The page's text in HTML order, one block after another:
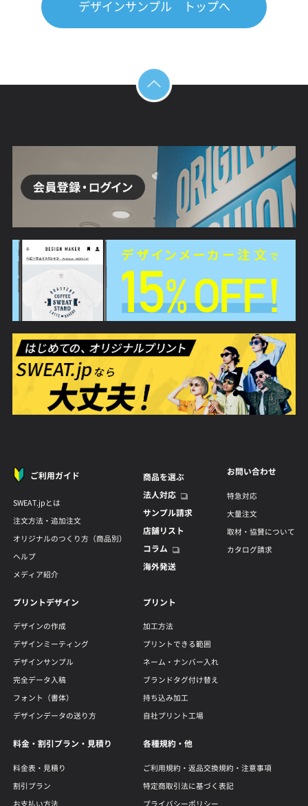
デザインサンプル トップへ
ご利用ガイド
SWEAT.jpとは
注文方法・追加注文
オリジナルのつくり方（商品別）
ヘルプ
メディア紹介
商品を選ぶ
法人対応
サンプル請求
店舗リスト
コラム
海外発送
お問い合わせ
特急対応
大量注文
取材・協賛について
カタログ請求
プリントデザイン
デザインの作成
デザインミーティング
デザインサンプル
完全データ入稿
フォント（書体）
デザインデータの送り方
プリント
加工方法
プリントできる範囲
ネーム・ナンバー入れ
ブランドタグ付け替え
持ち込み加工
自社プリント工場
料金・割引プラン・見積り
料金表・見積り
割引プラン
お支払い方法
各種規約・他
ご利用規約・返品交換規約・注意事項
特定商取引法に基づく表記
プライバシーポリシー